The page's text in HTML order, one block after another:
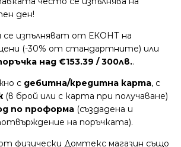
ден!
се изпълняват от ЕКОНТ на
(-30% от стандартните) или
над €153.39 / 300лв..
с дебитна/кредитна карта, с
(в брой или с карта при получаване)
по проформа (създадена и
на поръчката).
физически Домтекс магазин също